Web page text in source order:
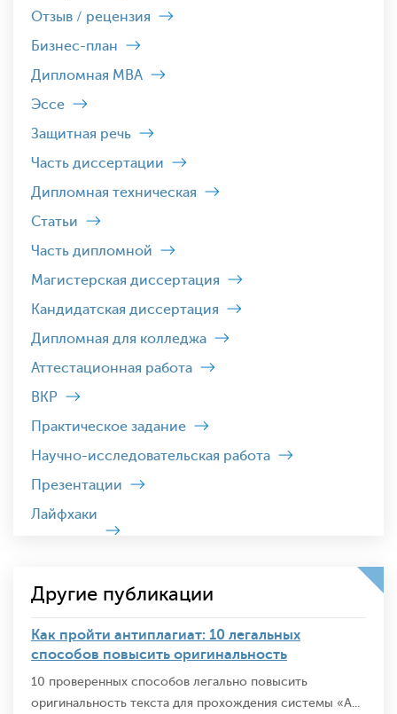
Отзыв / рецензия
Бизнес-план
Дипломная MBA
Эссе
Защитная речь
Часть диссертации
Дипломная техническая
Статьи
Часть дипломной
Магистерская диссертация
Кандидатская диссертация
Дипломная для колледжа
Аттестационная работа
ВКР
Практическое задание
Научно-исследовательская работа
Презентации
Лайфхаки
Другие публикации
Как пройти антиплагиат: 10 легальных
способов повысить оригинальность
10 проверенных способов легально повысить
оригинальность текста для прохождения системы «А...